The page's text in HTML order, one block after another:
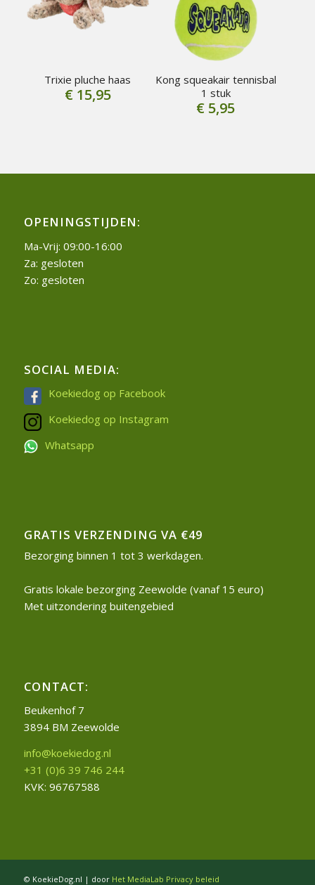
Trixie pluche haas
€15,95
Kong squeakair tennisbal
1 stuk
€ 5,95
OPENINGSTIJDEN:
Ma-Vrij: 09:00-16:00
Za: gesloten
Zo: gesloten
SOCIAL MEDIA:
Koekiedog op Facebook
Koekiedog op Instagram
Whatsapp
GRATIS VERZENDING VA €49
Bezorging binnen 1 tot 3 werkdagen.
Gratis lokale bezorging Zeewolde (vanaf 15 euro)
Met uitzondering buitengebied
CONTACT:
Beukenhof 7
3894 BM Zeewolde
info@koekiedog.nl
+31 (0)6 39 746 244
KVK: 96767588
© KoekieDog.nl | door Het MediaLab Privacy beleid